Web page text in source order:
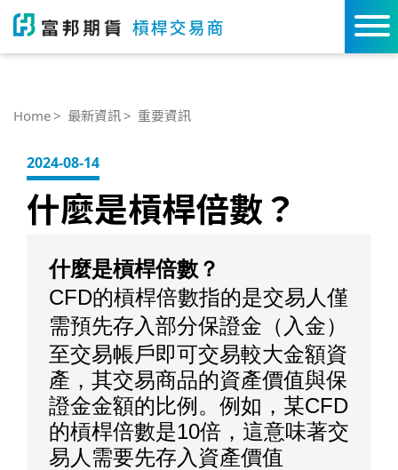
Home 最新資訊 重要資訊
2024-08-14
什麼是槓桿倍數？
什麼是槓桿倍數 ？
CFD的槓桿倍數指的是交易人僅
需預先存入部分保證金（入金）
至交易帳戶即可交易較大金額資
產，其交易商品的資產價值與保
證金金額的比例。例如，某CFD
的槓桿倍數是10倍，這意味著交
易人需要先存入資產價值